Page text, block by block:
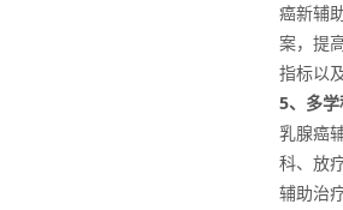
癌新辅
案，提
指标以
5、多学
乳腺癌
科、放
辅助治